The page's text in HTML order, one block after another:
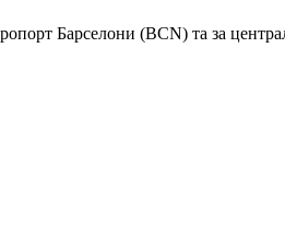
Барселони (BCN) та за